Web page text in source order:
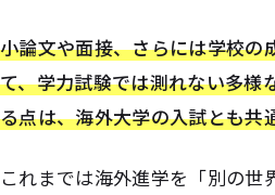
小論文や面接、さらには学校の
て、学力試験では測れない多様
る点は、海外大学の入試とも共
これまでは海外進学を「別の世